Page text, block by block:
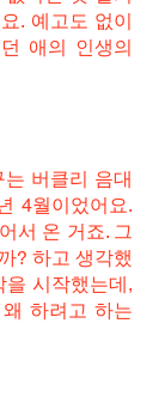
. 예고도 없이
애의 인생의
버클리 음대
4월이었어요.
서 온 거죠. 그
? 하고 생각했
시작했는데,
하려고 하는